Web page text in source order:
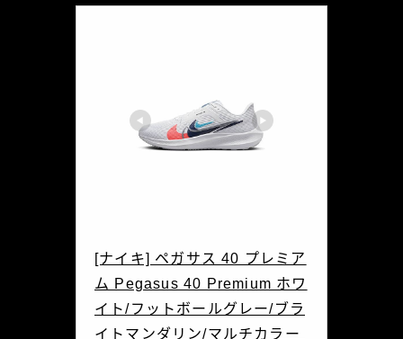
[ナイキ] ペガサス 40 プレミア
ム Pegasus 40 Premium ホワ
イト/フットボールグレー/ブラ
イトマンダリン/マルチカラー